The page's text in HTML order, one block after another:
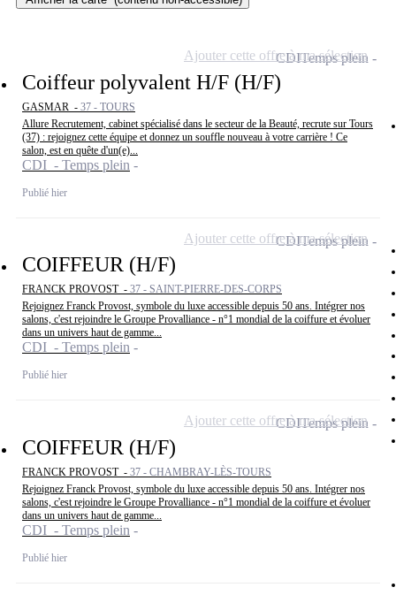
Coiffeur polyvalent H/F (H/F)
GASMAR - 37 - TOURS
Allure Recrutement, cabinet spécialisé dans le secteur de la Beauté, recrute sur Tours
(37) : rejoignez cette équipe et donnez un souffle nouveau à votre carrière ! Ce
salon, est en quête d'un(e)...
CDI - Temps plein
Publié hier
CDITemps plein
Ajouter cette offre à ma sélection
COIFFEUR (H/F)
FRANCK PROVOST - 37 - SAINT-PIERRE-DES-CORPS
Rejoignez Franck Provost, symbole du luxe accessible depuis 50 ans. Intégrer nos
salons, c'est rejoindre le Groupe Provalliance - n°1 mondial de la coiffure et évoluer
dans un univers haut de gamme...
CDI - Temps plein
Publié hier
CDITemps plein
Ajouter cette offre à ma sélection
COIFFEUR (H/F)
FRANCK PROVOST - 37 - CHAMBRAY-LÈS-TOURS
Rejoignez Franck Provost, symbole du luxe accessible depuis 50 ans. Intégrer nos
salons, c'est rejoindre le Groupe Provalliance - n°1 mondial de la coiffure et évoluer
dans un univers haut de gamme...
CDI - Temps plein
Publié hier
CDITemps plein
Ajouter cette offre à ma sélection